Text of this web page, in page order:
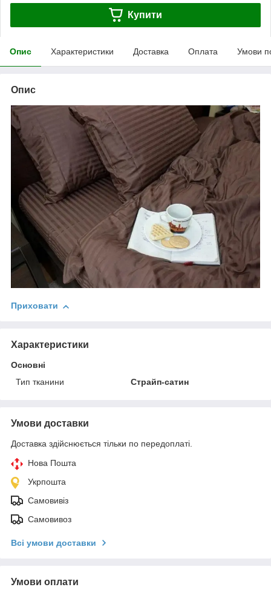
Купити
Опис Характеристики Доставка Оплата Умови
Опис
Приховати
Характеристики
Основні
Тип тканини
Страйп-сатин
Умови доставки
Доставка здійснюється тільки по передоплаті.
Нова Пошта
Укрпошта
Самовивіз
Самовивоз
Всі умови доставки
Умови оплати